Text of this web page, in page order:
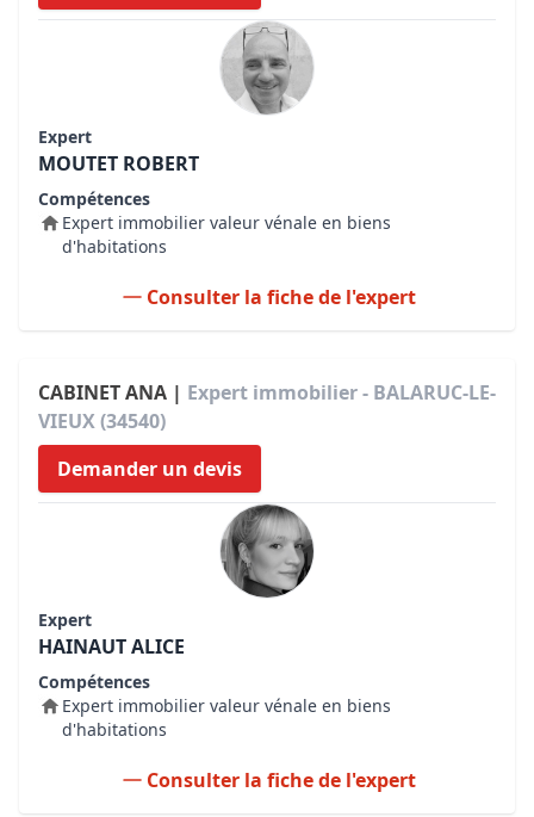
Expert
MOUTET ROBERT
Compétences
Expert immobilier valeur vénale en biens
d'habitations
Consulter la fiche de l'expert
CABINET ANA | Expert immobilier - BALARUC-LE-
VIEUX (34540)
Demander un devis
Expert
HAINAUT ALICE
Compétences
Expert immobilier valeur vénale en biens
d'habitations
Consulter la fiche de l'expert